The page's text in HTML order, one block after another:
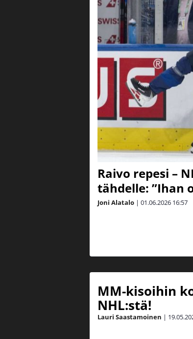
Raivo repesi –
tähdelle: ”Ihan
Joni Alatalo | 01.06.2026 16:57
MM-kisoihin
NHL:stä!
Lauri Saastamoinen |